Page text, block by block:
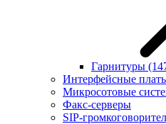
Гарнитуры
Интерфейсные
Микросотовые
Факс-серверы
SIP-